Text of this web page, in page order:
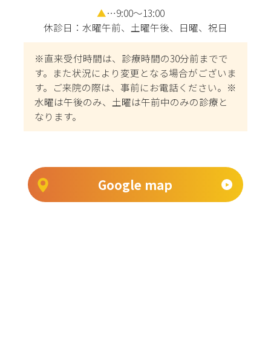
▲…9:00～13:00
休診日：水曜午前、土曜午後、日曜、祝日
※直来受付時間は、診療時間の30分前までで
す。また状況により変更となる場合がございま
す。ご来院の際は、事前にお電話ください。※
水曜は午後のみ、土曜は午前中のみの診療と
なります。
Google map